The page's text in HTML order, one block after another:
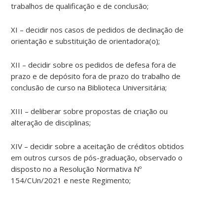
trabalhos de qualificação e de conclusão;
XI – decidir nos casos de pedidos de declinação de
orientação e substituição de orientadora(o);
XII – decidir sobre os pedidos de defesa fora de
prazo e de depósito fora de prazo do trabalho de
conclusão de curso na Biblioteca Universitária;
XIII – deliberar sobre propostas de criação ou
alteração de disciplinas;
XIV – decidir sobre a aceitação de créditos obtidos
em outros cursos de pós-graduação, observado o
disposto no a Resolução Normativa Nº
154/CUn/2021 e neste Regimento;